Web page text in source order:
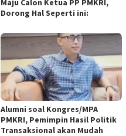
Maju Calon Ketua PP PMKRI,
Dorong Hal Seperti ini:
Alumni soal Kongres/MPA
PMKRI, Pemimpin Hasil Politik
Transaksional akan Mudah